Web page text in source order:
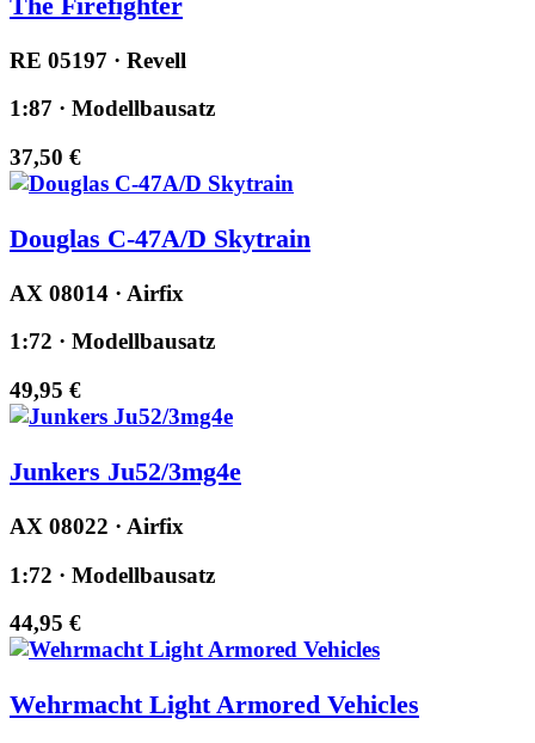
RE 05197 · Revell
1:87 · Modellbausatz
37,50 €
Douglas C-47A/D Skytrain
AX 08014 · Airfix
1:72 · Modellbausatz
49,95 €
Junkers Ju52/3mg4e
AX 08022 · Airfix
1:72 · Modellbausatz
44,95 €
Wehrmacht Light Armored Vehicles